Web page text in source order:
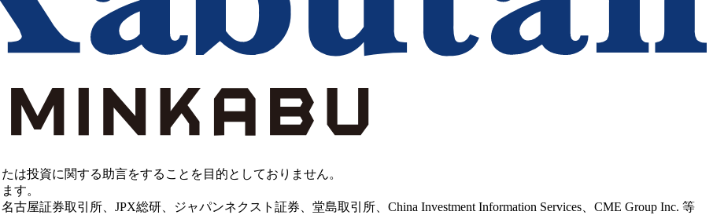
は投資に関する助言をすることを目的としておりません。
す。
屋証券取引所、JPX総研、ジャパンネクスト証券、堂島取引所、China Investment Information Services、CME Group Inc. 等